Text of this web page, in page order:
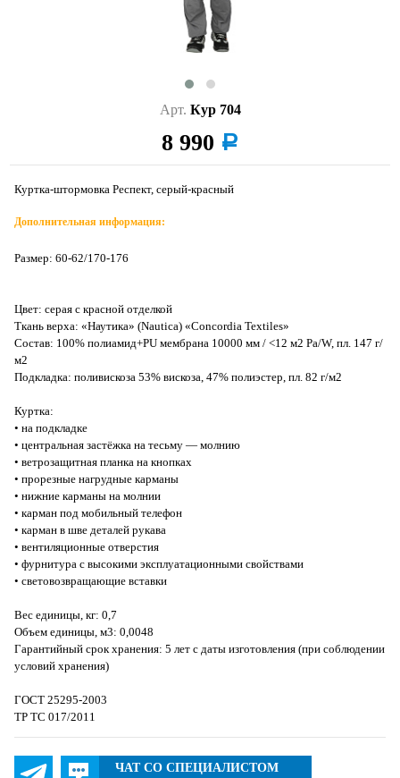
Арт. Кур 704
8 990 a
Куртка-штормовка Респект, серый-красный
Дополнительная информация:
Размер: 60-62/170-176
Цвет: серая с красной отделкой
Ткань верха: «Наутика» (Nautica) «Concordia Textiles»
Состав: 100% полиамид+PU мембрана 10000 мм / <12 м2 Ра/W, пл. 147 г/
м2
Подкладка: поливискоза 53% вискоза, 47% полиэстер, пл. 82 г/м2
Куртка:
• на подкладке
• центральная застёжка на тесьму — молнию
• ветрозащитная планка на кнопках
• прорезные нагрудные карманы
• нижние карманы на молнии
• карман под мобильный телефон
• карман в шве деталей рукава
• вентиляционные отверстия
• фурнитура с высокими эксплуатационными свойствами
• световозвращающие вставки
Вес единицы, кг: 0,7
Объем единицы, м3: 0,0048
Гарантийный срок хранения: 5 лет с даты изготовления (при соблюдении
условий хранения)
ГОСТ 25295-2003
ТР ТС 017/2011
ЧАТ СО СПЕЦИАЛИСТОМ